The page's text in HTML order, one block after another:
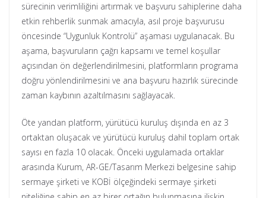
sürecinin verimliliğini artırmak ve başvuru sahiplerine daha
etkin rehberlik sunmak amacıyla, asıl proje başvurusu
öncesinde “Uygunluk Kontrolü” aşaması uygulanacak. Bu
aşama, başvuruların çağrı kapsamı ve temel koşullar
açısından ön değerlendirilmesini, platformların programa
doğru yönlendirilmesini ve ana başvuru hazırlık sürecinde
zaman kaybının azaltılmasını sağlayacak.
Öte yandan platform, yürütücü kuruluş dışında en az 3
ortaktan oluşacak ve yürütücü kuruluş dahil toplam ortak
sayısı en fazla 10 olacak. Önceki uygulamada ortaklar
arasında Kurum, AR-GE/Tasarım Merkezi belgesine sahip
sermaye şirketi ve KOBİ ölçeğindeki sermaye şirketi